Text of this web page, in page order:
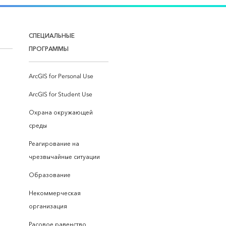
СПЕЦИАЛЬНЫЕ
ПРОГРАММЫ
ArcGIS for Personal Use
ArcGIS for Student Use
Охрана окружающей
среды
Реагирование на
чрезвычайные ситуации
Образование
Некоммерческая
организация
Расовое равенство